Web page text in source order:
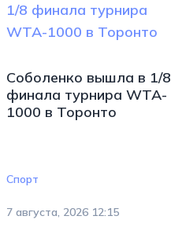
Соболенко вышла в 1/8
финала турнира WTA-
1000 в Торонто
Спорт
7 августа, 2026 12:15